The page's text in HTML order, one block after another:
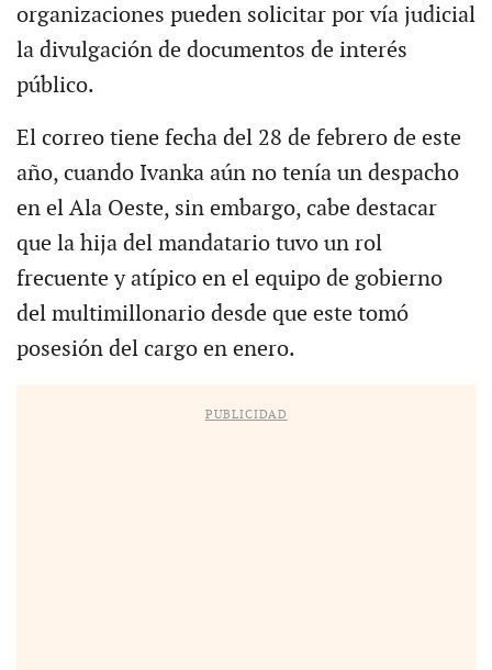
organizaciones pueden solicitar por vía judicial
la divulgación de documentos de interés
público.
El correo tiene fecha del 28 de febrero de este
año, cuando Ivanka aún no tenía un despacho
en el Ala Oeste, sin embargo, cabe destacar
que la hija del mandatario tuvo un rol
frecuente y atípico en el equipo de gobierno
del multimillonario desde que este tomó
posesión del cargo en enero.
PUBLICIDAD